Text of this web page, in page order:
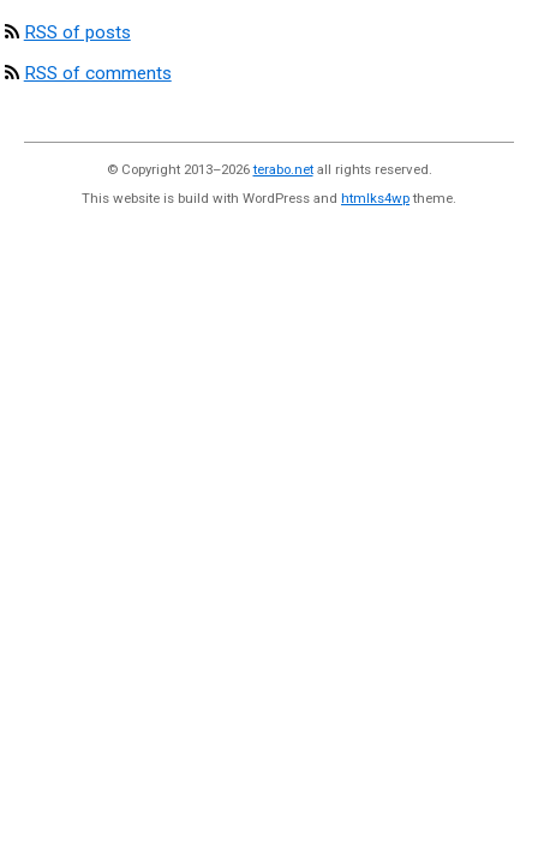
RSS of posts
RSS of comments
© Copyright 2013–2026terabo.netall rights reserved.
This website is build with WordPress and htmlks4wptheme.